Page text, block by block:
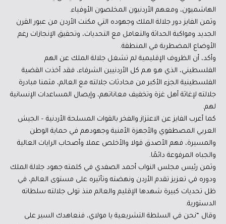
الهاشميون، ومعهم الأردنيون المخلصون الأوفياء.
وثمن الفايز دور جلالة الملك وجهوده التي مكنت الأردن من عبور القرن
الجديد ومواكبة الحداثة والتعامل مع التحديات، وتحقيق الإنجازات رغم
الأوضاع المضطربة في المنطقة.
وأكد، أن الظروف الإقليمية لم تشغل جلالة الملك عن الهم
الفلسطيني، الذي هـو هـم كل الأردنيين الشرفاء، فقد أخذت القضية
الفلسطينية الجزء الأكبر من محادثات جلالته مع العالم، مثمنا مبادرة
جلالته لإغاثة أهل غزة وتخفيف معاناتهم، وإيصال المساعدات الإنسانية
لهم.
كما أعرب الفايز عن الاعتزاز والفخر بالقوات المسلحة الأردنية – الجيش
العربي المصطفوي والأجهزة الأمنية وجهودهم في حماية الوطن
والمسيرة، فهم الأصدق قولا والأخلص عملا وأصحاب الرايات العالية
والجباه المرفوعة دائمًا.
وثمن رئيس مجلس النواب أحمد الصفدي في كلمته جهود جلالة الملك
ودوره في تعزيز تقدم الأردن ونهضته وتأثيره على مستوى العالم، في
ظل تحديات كبيرة شهدها الإقليم والعالم منذ تولى جلالته سلطاته
الدستورية.
وقال “نحن في السلطة التشريعية يا مولاي، فنعاهدك السير على